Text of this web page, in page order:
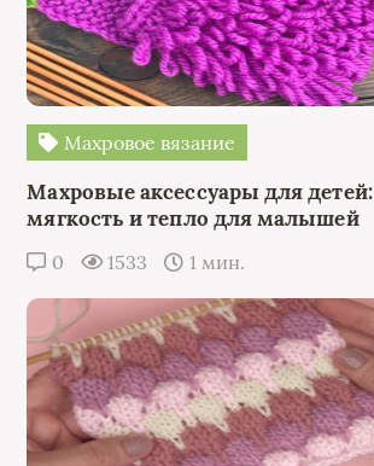
Махровое вязание
Махровые аксессуары для детей:
мягкость и тепло для малышей
0 1533 1 мин.